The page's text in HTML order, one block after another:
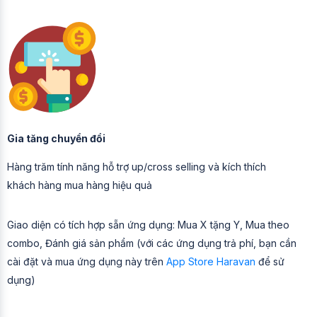
Gia tăng chuyển đổi
Hàng trăm tính năng hỗ trợ up/cross selling và kích thích
khách hàng mua hàng hiệu quả
Giao diện có tích hợp sẵn ứng dụng: Mua X tặng Y, Mua theo
combo, Đánh giá sản phẩm (với các ứng dụng trả phí, bạn cần
cài đặt và mua ứng dụng này trên App Store Haravan để sử
dụng)